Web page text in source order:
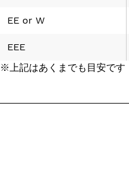
EE or W
EEE
※上記はあくまでも目安です